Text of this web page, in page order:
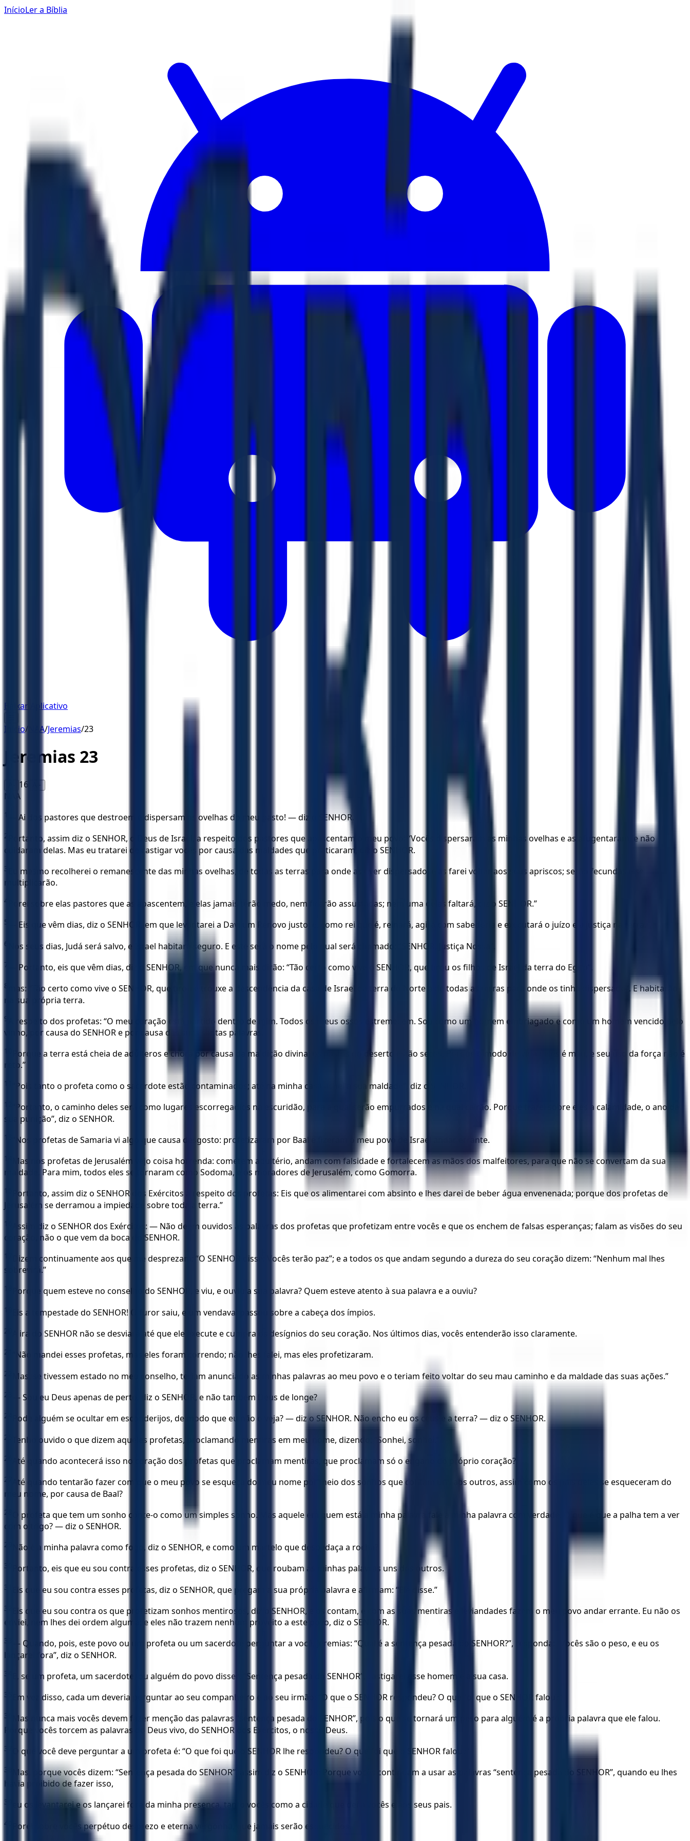
InícioLer a Bíblia
Baixar Aplicativo
Início/ NAA/Jeremias/23
Jeremias 23
16 A+
NAA
1 — Ai dos pastores que destroem e dispersam as ovelhas do meu pasto! — diz o SENHOR.
2
Portanto, assim diz o SENHOR, o Deus de Israel, a respeito dos pastores que apascentam o meu povo: “Vocês dispersaram as minhas ovelhas e as afugentaram, e não
cuidaram delas. Mas eu tratarei de castigar vocês por causa das maldades que praticaram, diz o SENHOR.
3
Eu mesmo recolherei o remanescente das minhas ovelhas, de todas as terras para onde as tiver dispersado, e as farei voltar aos seus apriscos; serão fecundas e se
multiplicarão.
4 Porei sobre elas pastores que as apascentem, e elas jamais terão medo, nem ficarão assustadas; nem uma delas faltará, diz o SENHOR.”
5 — Eis que vêm dias, diz o SENHOR, em que levantarei a Davi um Renovo justo; e, como rei que é, reinará, agirá com sabedoria e executará o juízo e a justiça na terra.
6 Nos seus dias, Judá será salvo, e Israel habitará seguro. E este será o nome pelo qual será chamado: “SENHOR, Justiça Nossa”.
7 — Portanto, eis que vêm dias, diz o SENHOR, em que nunca mais dirão: “Tão certo como vive o SENHOR, que tirou os filhos de Israel da terra do Egito”,
8
mas: “Tão certo como vive o SENHOR, que tirou e trouxe a descendência da casa de Israel da terra do Norte e de todas as terras para onde os tinha dispersado”. E habitarão
na sua própria terra.
9
A respeito dos profetas: “O meu coração está partido dentro de mim. Todos os meus ossos estremecem. Sou como um homem embriagado e como um homem vencido pelo
vinho, por causa do SENHOR e por causa das suas santas palavras.
10
Porque a terra está cheia de adúlteros e chora por causa da maldição divina; os pastos do deserto estão secos. Porque o modo de vida deles é mau, e seu uso da força não é
reto.”
11 “Pois tanto o profeta como o sacerdote estão contaminados; até na minha casa achei a sua maldade”, diz o SENHOR.
12
“Portanto, o caminho deles será como lugares escorregadios na escuridão, para a qual serão empurrados e na qual cairão. Porque trarei sobre eles a calamidade, o ano da
sua punição”, diz o SENHOR.
13 “Nos profetas de Samaria vi algo que causa desgosto: profetizaram por Baal e fizeram o meu povo de Israel andar errante.
14
Mas nos profetas de Jerusalém vejo coisa horrenda: cometem adultério, andam com falsidade e fortalecem as mãos dos malfeitores, para que não se convertam da sua
maldade. Para mim, todos eles se tornaram como Sodoma, e os moradores de Jerusalém, como Gomorra.
15
Portanto, assim diz o SENHOR dos Exércitos a respeito dos profetas: Eis que os alimentarei com absinto e lhes darei de beber água envenenada; porque dos profetas de
Jerusalém se derramou a impiedade sobre toda a terra.”
16
Assim diz o SENHOR dos Exércitos: — Não deem ouvidos às palavras dos profetas que profetizam entre vocês e que os enchem de falsas esperanças; falam as visões do seu
coração, não o que vem da boca do SENHOR.
17
Dizem continuamente aos que me desprezam: “O SENHOR disse: Vocês terão paz”; e a todos os que andam segundo a dureza do seu coração dizem: “Nenhum mal lhes
sobrevirá.”
18 Porque quem esteve no conselho do SENHOR, e viu, e ouviu a sua palavra? Quem esteve atento à sua palavra e a ouviu?
19 Eis a tempestade do SENHOR! O furor saiu, e um vendaval passou sobre a cabeça dos ímpios.
20 A ira do SENHOR não se desviará até que ele execute e cumpra os desígnios do seu coração. Nos últimos dias, vocês entenderão isso claramente.
21 “Não mandei esses profetas, mas eles foram correndo; não lhes falei, mas eles profetizaram.
22 Mas, se tivessem estado no meu conselho, teriam anunciado as minhas palavras ao meu povo e o teriam feito voltar do seu mau caminho e da maldade das suas ações.”
23 — Sou eu Deus apenas de perto, diz o SENHOR, e não também Deus de longe?
24 Pode alguém se ocultar em esconderijos, de modo que eu não o veja? — diz o SENHOR. Não encho eu os céus e a terra? — diz o SENHOR.
25 Tenho ouvido o que dizem aqueles profetas, proclamando mentiras em meu nome, dizendo: “Sonhei, sonhei.”
26 Até quando acontecerá isso no coração dos profetas que proclamam mentiras, que proclamam só o engano do próprio coração?
27
Até quando tentarão fazer com que o meu povo se esqueça do meu nome por meio dos sonhos que contam uns aos outros, assim como os pais deles se esqueceram do
meu nome, por causa de Baal?
28
O profeta que tem um sonho conte-o como um simples sonho. Mas aquele em quem está a minha palavra fale a minha palavra com verdade. O que é que a palha tem a ver
com o trigo? — diz o SENHOR.
29 Não é a minha palavra como fogo, diz o SENHOR, e como um martelo que despedaça a rocha?
30 Portanto, eis que eu sou contra esses profetas, diz o SENHOR, que roubam as minhas palavras uns dos outros.
31 Eis que eu sou contra esses profetas, diz o SENHOR, que pregam a sua própria palavra e afirmam: “Ele disse.”
32
Eis que eu sou contra os que profetizam sonhos mentirosos, diz o SENHOR, e os contam, e com as suas mentiras e leviandades fazem o meu povo andar errante. Eu não os
enviei, nem lhes dei ordem alguma; e eles não trazem nenhum proveito a este povo, diz o SENHOR.
33
— Quando, pois, este povo ou um profeta ou um sacerdote perguntar a você, Jeremias: “Qual é a sentença pesada do SENHOR?”, responda: “Vocês são o peso, e eu os
lançarei fora”, diz o SENHOR.
34 E, se um profeta, um sacerdote, ou alguém do povo disser: “Sentença pesada do SENHOR”, castigarei esse homem e a sua casa.
35 Em vez disso, cada um deveria perguntar ao seu companheiro e ao seu irmão: “O que o SENHOR respondeu? O que foi que o SENHOR falou?”
36
Mas nunca mais vocês devem fazer menção das palavras “sentença pesada do SENHOR”, pois o que se tornará um peso para alguém é a própria palavra que ele falou.
Porque vocês torcem as palavras do Deus vivo, do SENHOR dos Exércitos, o nosso Deus.
37 O que você deve perguntar a um profeta é: “O que foi que o SENHOR lhe respondeu? O que foi que o SENHOR falou?”
38
Mas, porque vocês dizem: “Sentença pesada do SENHOR”, assim diz o SENHOR: Porque vocês continuam a usar as palavras “sentença pesada do SENHOR”, quando eu lhes
havia proibido de fazer isso,
39 eu os levantarei e os lançarei fora da minha presença, tanto vocês como a cidade que dei a vocês e aos seus pais.
40
Porei sobre vocês perpétuo desprezo e eterna vergonha, que jamais serão esquecidos.